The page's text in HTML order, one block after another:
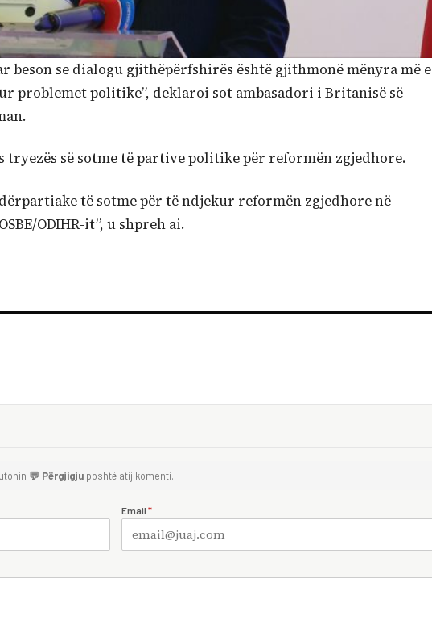
beson se dialogu gjithëpërfshirës është gjithmonë mënyra më e
problemet politike”, deklaroi sot ambasadori i Britanisë së
tryezës së sotme të partive politike për reformën zgjedhore.
të sotme për të ndjekur reformën zgjedhore në
ODIHR-it”, u shpreh ai.
💬 Përgjigju poshtë atij komenti.
Email *